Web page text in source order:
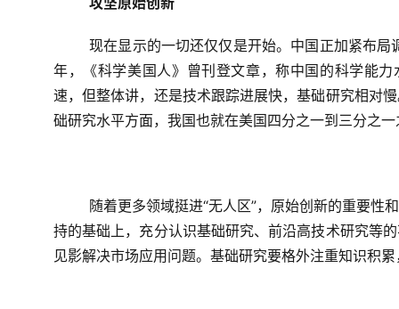
现在显示的一切还仅仅是开始。中国正加紧布
年，《科学美国人》曾刊登文章，称中国的科学能
速，但整体讲，还是技术跟踪进展快，基础研究相对
础研究水平方面，我国也就在美国四分之一到三分之
随着更多领域挺进“无人区”，原始创新的重要性
持的基础上，充分认识基础研究、前沿高技术研究等
见影解决市场应用问题。基础研究要格外注重知识积